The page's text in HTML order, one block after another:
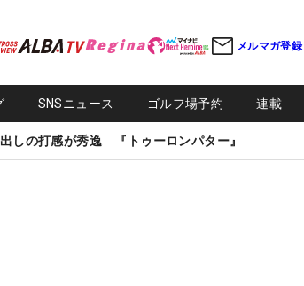
メルマガ登録
SNSニュース ゴルフ場予約 連載
しの打感が秀逸 『トゥーロンパター』